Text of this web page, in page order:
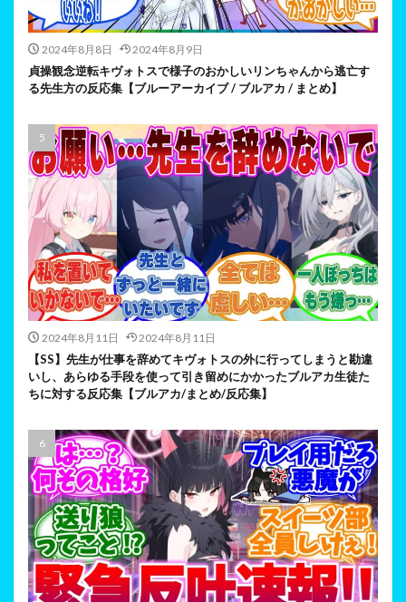
2024年8月8日 2024年8月9日
貞操観念逆転キヴォトスで様子のおかしいリンちゃんから逃亡す
る先生方の反応集【ブルーアーカイブ / ブルアカ / まとめ】
2024年8月11日 2024年8月11日
【SS】先生が仕事を辞めてキヴォトスの外に行ってしまうと勘違
いし、あらゆる手段を使って引き留めにかかったブルアカ生徒た
ちに対する反応集【ブルアカ/まとめ/反応集】